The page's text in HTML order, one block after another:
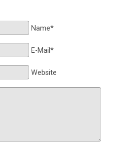
Name*
E-Mail*
Website